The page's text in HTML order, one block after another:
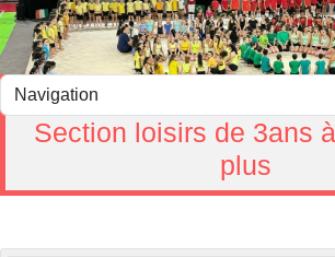
Section loisirs de 3ans
plus